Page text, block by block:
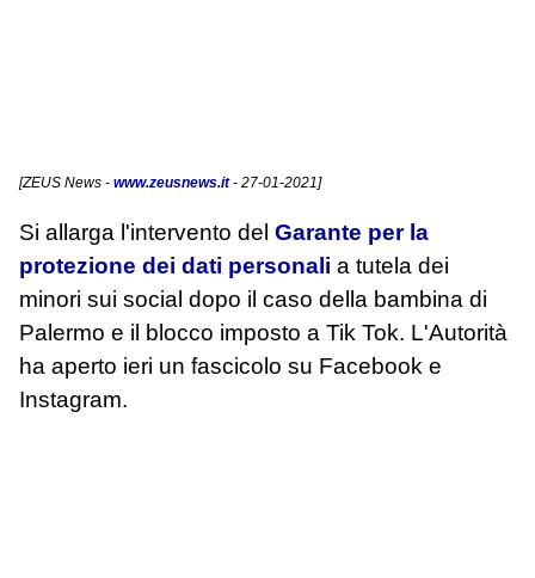
[ZEUS News - www.zeusnews.it- 27-01-2021]
Si allarga l'intervento del Garante per la
protezione dei dati personali a tutela dei
minori sui social dopo il caso della bambina di
Palermo e il blocco imposto a Tik Tok. L'Autorità
ha aperto ieri un fascicolo su Facebook e
Instagram.